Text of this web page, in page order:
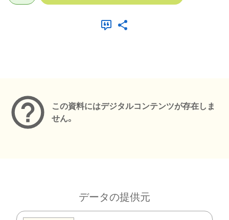
この資料にはデジタルコンテンツが存在しま
せん。
データの提供元